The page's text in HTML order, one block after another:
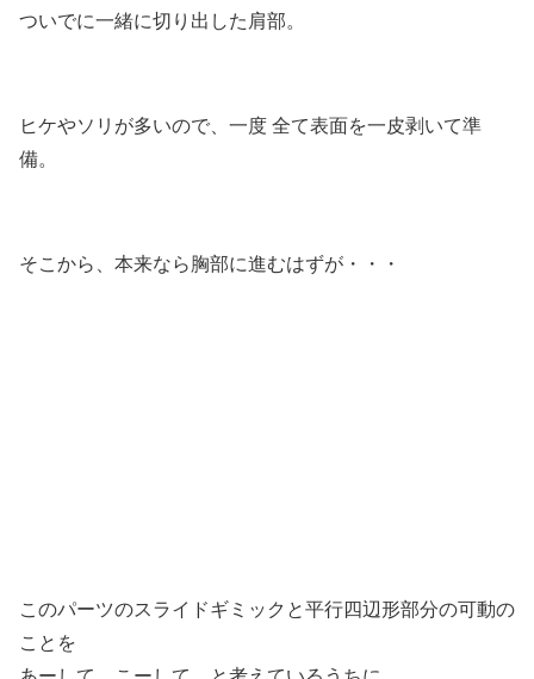
ついでに一緒に切り出した肩部。
ヒケやソリが多いので、一度 全て表面を一皮剥いて準
備。
そこから、本来なら胸部に進むはずが・・・
このパーツのスライドギミックと平行四辺形部分の可動の
ことを